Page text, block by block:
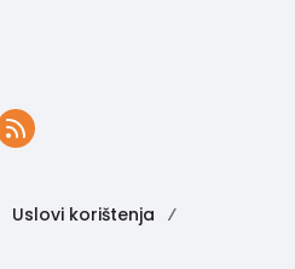
Uslovi korištenja